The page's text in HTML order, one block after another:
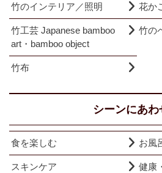
竹のインテリア／照明 花か
竹工芸 Japanese bamboo
art・bamboo object
竹の
竹布
シーンにあわ
食を楽しむ お風
スキンケア 健康